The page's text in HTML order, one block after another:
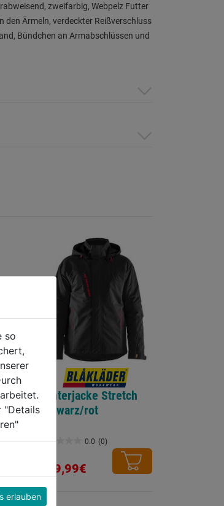
zweifarbig, Webpelz Futter
den Ärmeln, verdeckter Reißverschluss
Bündchen an Armabschlüssen und
Winterjacke Stretch
schwarz/rot
0.0 (0)
5
199,99€
so
"Details
erlauben